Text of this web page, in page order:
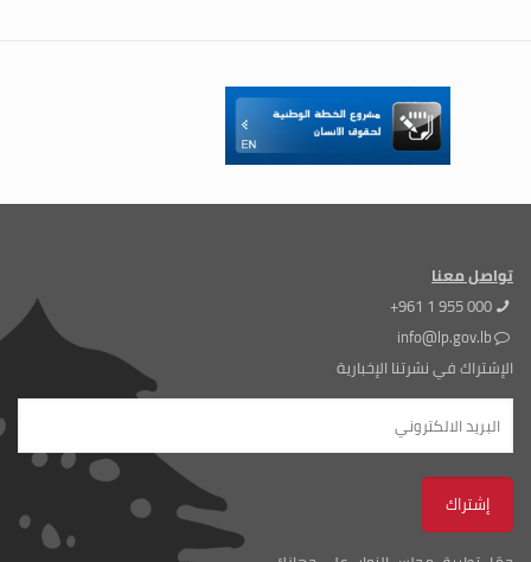
تواصل معنا
+961 1 955 000
info@lp.gov.lb
الإشتراك في نشرتنا الإخبارية